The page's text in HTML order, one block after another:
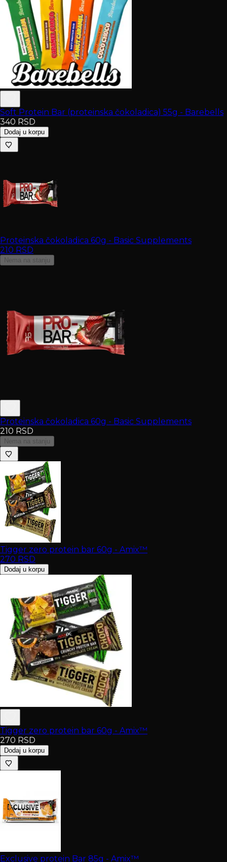
Soft Protein Bar (proteinska čokoladica) 55g - Barebells
340 RSD
Dodaj u korpu
Proteinska čokoladica 60g - Basic Supplements
210 RSD
Nema na stanju
Proteinska čokoladica 60g - Basic Supplements
210 RSD
Nema na stanju
Tigger zero protein bar 60g - Amix™
270 RSD
Dodaj u korpu
Tigger zero protein bar 60g - Amix™
270 RSD
Dodaj u korpu
Exclusive protein Bar 85g - Amix™